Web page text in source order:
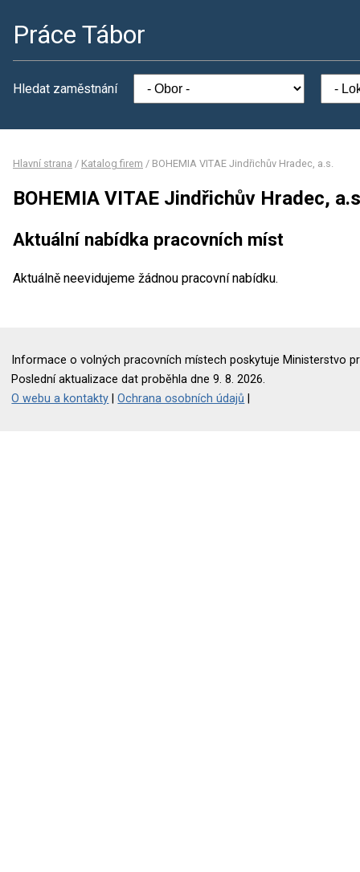
Práce Tábor
Hledat zaměstnání
Hlavní strana / Katalog firem / BOHEMIA VITAE Jindřichův Hradec, a.s.
BOHEMIA VITAE Jindřichův Hradec,
Aktuální nabídka pracovních míst
Aktuálně neevidujeme žádnou pracovní nabídku.
Informace o volných pracovních místech poskytuje Ministerstvo
Poslední aktualizace dat proběhla dne 9. 8. 2026.
O webu a kontakty |Ochrana osobních údajů